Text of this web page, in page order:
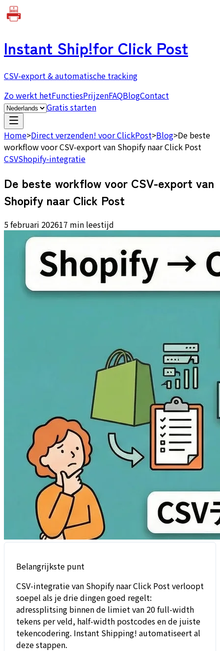
Instant Ship!for Click Post
CSV-export & automatische tracking
Zo werkt hetFunctiesPrijzenFAQBlogContact
Gratis starten
Home>Direct verzenden! voor ClickPost>Blog>De beste
workflow voor CSV-export van Shopify naar Click Post
CSVShopify-integratie
De beste workflow voor CSV-export van
Shopify naar Click Post
5 februari 202617 min leestijd
Belangrijkste punt
CSV-integratie van Shopify naar Click Post verloopt
soepel als je drie dingen goed regelt:
adressplitsing binnen de limiet van 20 full-width
tekens per veld, half-width postcodes en de juiste
tekencodering. Instant Shipping! automatiseert al
deze stappen.